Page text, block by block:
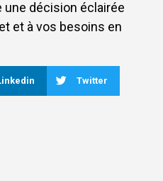
décision éclairée
et à vos besoins en
Twitter